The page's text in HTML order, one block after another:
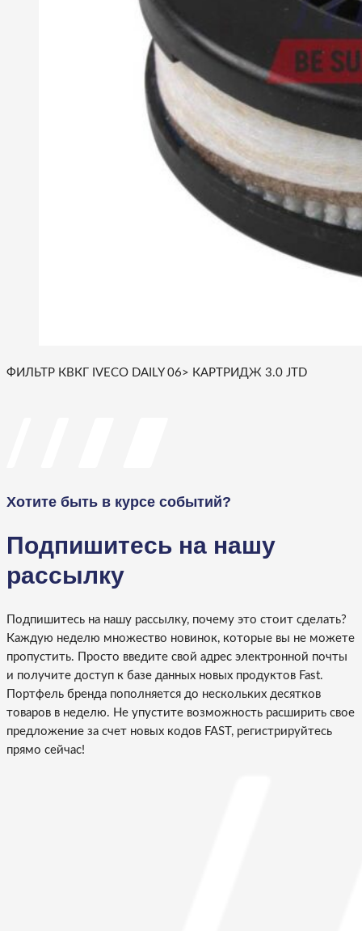
ФИЛЬТР КВКГ IVECO DAILY 06> КАРТРИДЖ 3.0 JTD
Хотите быть в курсе событий?
Подпишитесь на нашу
рассылку
Подпишитесь на нашу рассылку, почему это стоит сделать?
Каждую неделю множество новинок, которые вы не можете
пропустить. Просто введите свой адрес электронной почты
и получите доступ к базе данных новых продуктов Fast.
Портфель бренда пополняется до нескольких десятков
товаров в неделю. Не упустите возможность расширить свое
предложение за счет новых кодов FAST, регистрируйтесь
прямо сейчас!